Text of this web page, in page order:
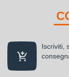
Iscriviti,